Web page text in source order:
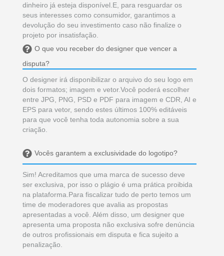
dinheiro já esteja disponível.E, para resguardar os
seus interesses como consumidor, garantimos a
devolução do seu investimento caso não finalize o
projeto por insatisfação.
O que vou receber do designer que vencer a
disputa?
O designer irá disponibilizar o arquivo do seu logo em
dois formatos; imagem e vetor.Você poderá escolher
entre JPG, PNG, PSD e PDF para imagem e CDR, AI e
EPS para vetor, sendo estes últimos 100% editáveis
para que você tenha toda autonomia sobre a sua
criação.
Vocês garantem a exclusividade do logotipo?
Sim! Acreditamos que uma marca de sucesso deve
ser exclusiva, por isso o plágio é uma prática proibida
na plataforma.Para fiscalizar tudo de perto temos um
time de moderadores que avalia as propostas
apresentadas a você. Além disso, um designer que
apresenta uma proposta não exclusiva sofre denúncia
de outros profissionais em disputa e fica sujeito a
penalização.